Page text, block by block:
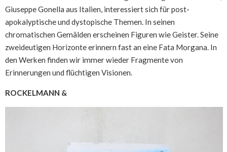
Giuseppe Gonella aus Italien, interessiert sich für post-
apokalyptische und dystopische Themen. In seinen
chromatischen Gemälden erscheinen Figuren wie Geister. Seine
zweideutigen Horizonte erinnern fast an eine Fata Morgana. In
den Werken finden wir immer wieder Fragmente von
Erinnerungen und flüchtigen Visionen.
ROCKELMANN &